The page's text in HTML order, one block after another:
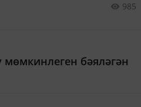
985
бәяләгән